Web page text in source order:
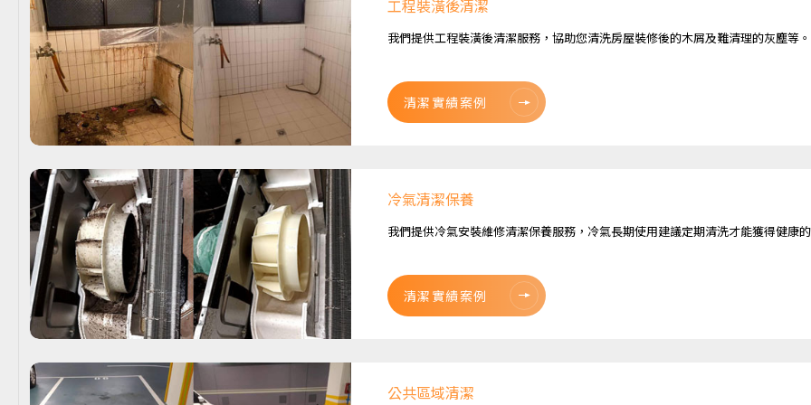
工程裝潢後清潔
我們提供工程裝潢後清潔服務，協助您清洗房屋裝修後的木屑及難清理的灰塵等。
清潔實績案例
冷氣清潔保養
我們提供冷氣安裝維修清潔保養服務，冷氣長期使用建議定期清洗才能獲得健康
清潔實績案例
公共區域清潔